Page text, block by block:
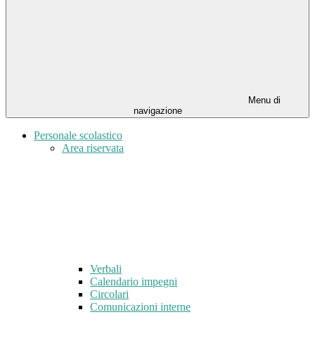
Menu di
navigazione
Personale scolastico
Area riservata
Verbali
Calendario impegni
Circolari
Comunicazioni interne